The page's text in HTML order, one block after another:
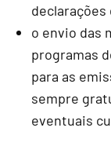
o envio das
programas
para as
sempre
eventuais